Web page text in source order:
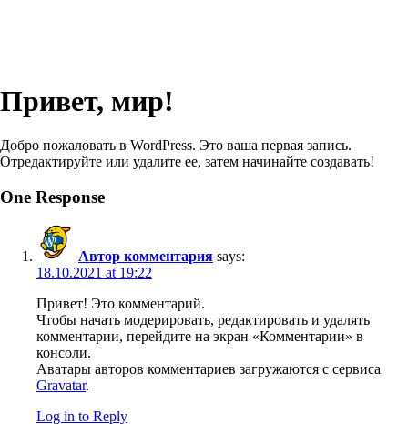
Привет, мир!
Добро пожаловать в WordPress. Это ваша первая запись.
Отредактируйте или удалите ее, затем начинайте создавать!
One Response
Автор комментария says:
18.10.2021 at 19:22
Привет! Это комментарий.
Чтобы начать модерировать, редактировать и удалять
комментарии, перейдите на экран «Комментарии» в
консоли.
Аватары авторов комментариев загружаются с сервиса
Gravatar.
Log in to Reply